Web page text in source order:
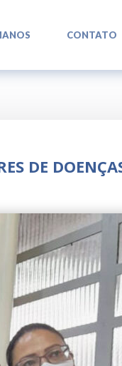
CONTATO
DE